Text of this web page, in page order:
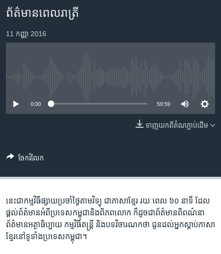
ទំព័រ​
ព័ត៌មាន​​
តែ​
ម្តង
រចនា
ចូល​
ស្វែង​
ហេឡូវីអូអេ
កម្ពុជាច្នៃប្រតិដ្ឋ
កម្មវិធីទាំងអស់
បណ្តាញ​សង្គម
ភាសា
YouTube Music
ព័ត៌មានពេលរាត្រី
11 កញ្ញា 2016
0:00 59:59
ទាញ​យក​ពី​តំណភ្ជាប់​ដើម
ចែករំលែក
នេះ​ជា​កម្ម​វិធី​ផ្សាយ​ប្រចាំ​ថ្ងៃ​តាម​វិទ្យុ ​ជាភាសា​ខ្មែរ​ រយៈ​ពេល​ ៦០​ នាទី ដែល​
ផ្តល់​ព័ត៌មាន​អំពី​ប្រទេស​កម្ពុជា​និង​ពិភព​លោក ​ក៏ដូច​ជា​ព័ត៌មាន​ពិពណ៌នា
ព័ត៌មាន​អត្ថាធិប្បាយ​ កម្ម​វិធី​តន្ត្រី ​និង​បទ​វិចារណកថា​ ជូន​ដល់​អ្នក​ស្តាប់​ភាសា​
ខ្មែរ​នៅ​ទូទាំង​ប្រទេស​កម្ពុជា។